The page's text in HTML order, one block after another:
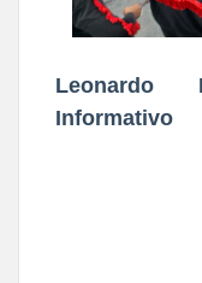
Leonardo
Informativo